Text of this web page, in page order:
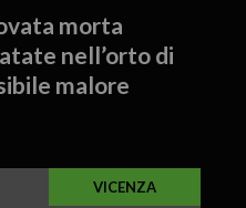
morta
nell’orto di
malore
VICENZA